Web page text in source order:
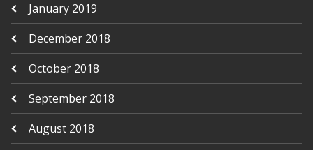
January 2019
December 2018
October 2018
September 2018
August 2018